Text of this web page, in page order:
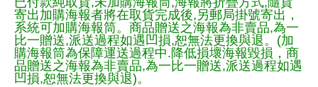
寄出加購海報者將在取貨完成後,另郵局掛號寄出，
系統可加購海報筒。商品贈送之海報為非賣品,為一
比一贈送,派送過程如遇凹損,恕無法更換與退。(加
購海報筒為保障運送過程中.降低損壞海報毀損，商
品贈送之海報為非賣品,為一比一贈送,派送過程如遇
凹損,恕無法更換與退)。